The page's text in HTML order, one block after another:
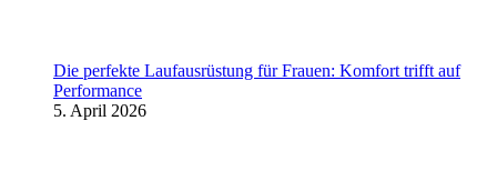
Die perfekte Laufausrüstung für Frauen: Komfort trifft auf
Performance
5. April 2026